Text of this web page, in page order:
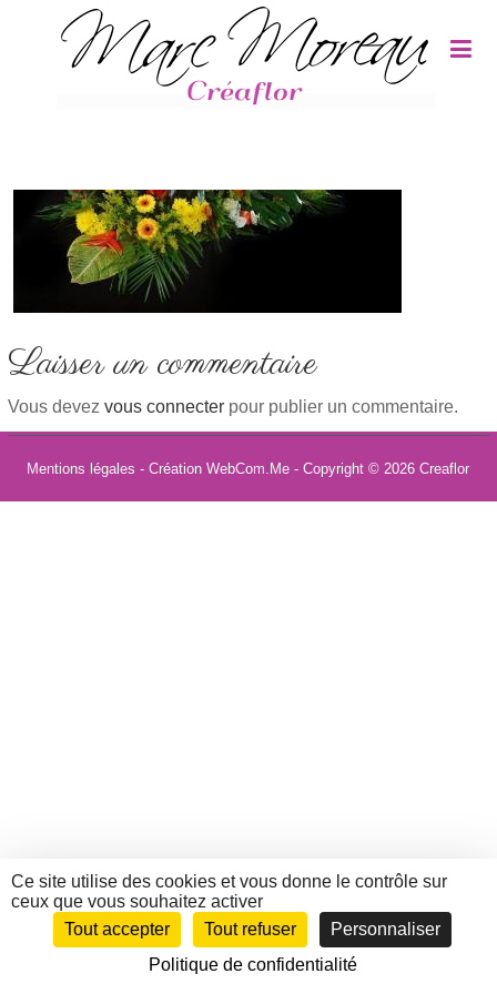
Laisser un commentaire
Vous devez vous connecterpour publier un commentaire.
Mentions légales - Création WebCom.Me - Copyright © 2026Creaflor
Panneau de gestion des cookies
Ce site utilise des cookies et vous donne le contrôle sur
ceux que vous souhaitez activer
Tout accepter
Tout refuser
Personnaliser
Politique de confidentialité